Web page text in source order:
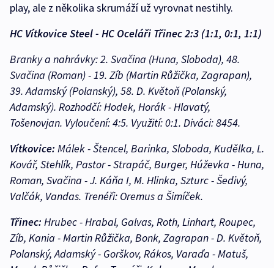
play, ale z několika skrumáží už vyrovnat nestihly.
HC Vítkovice Steel - HC Oceláři Třinec 2:3 (1:1, 0:1, 1:1)
Branky a nahrávky: 2. Svačina (Huna, Sloboda), 48.
Svačina (Roman) - 19. Zíb (Martin Růžička, Zagrapan),
39. Adamský (Polanský), 58. D. Květoň (Polanský,
Adamský). Rozhodčí: Hodek, Horák - Hlavatý,
Tošenovjan. Vyloučení: 4:5. Využití: 0:1. Diváci: 8454.
Vítkovice: Málek - Štencel, Barinka, Sloboda, Kudělka, L.
Kovář, Stehlík, Pastor - Strapáč, Burger, Húževka - Huna,
Roman, Svačina - J. Káňa I, M. Hlinka, Szturc - Šedivý,
Valčák, Vandas. Trenéři: Oremus a Šimíček.
Třinec: Hrubec - Hrabal, Galvas, Roth, Linhart, Roupec,
Zíb, Kania - Martin Růžička, Bonk, Zagrapan - D. Květoň,
Polanský, Adamský - Gorškov, Rákos, Varaďa - Matuš,